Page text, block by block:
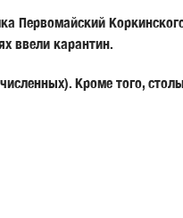
Первомайский
ввели карантин.
Кроме того,